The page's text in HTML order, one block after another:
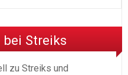
Streiks
zu Streiks und